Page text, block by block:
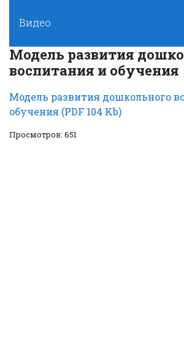
Видео
Модель развития
воспитания и обучения
Модель развития дошкольного
обучения (PDF 104 Kb)
Просмотров: 651